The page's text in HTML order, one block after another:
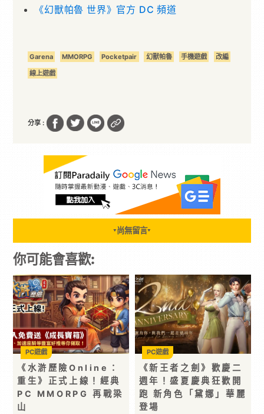
《幻獸帕魯 世界》官方 DC 頻道
Garena MMORPG Pocketpair 幻獸帕魯 手機遊戲
改編
線上遊戲
分享 :
▼ 尚無留言▼
你可能會喜歡:
《水滸歷險Online：
重生》正式上線！經典
PC MMORPG 再戰梁
山
PC遊戲
《新王者之劍》歡慶二
週年！盛夏慶典狂歡開
跑 新角色「黛娜」華麗
登場
PC遊戲